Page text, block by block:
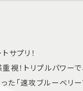
サプリ！
視！トリプルパワーで
た「速攻ブルーベリ